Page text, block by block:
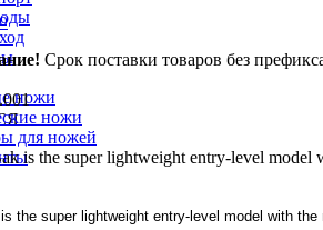
ножи
ножи
для ножей
Срок поставки товаров без
is the super lightweight entry-level model
the super lightweight entry-level model with